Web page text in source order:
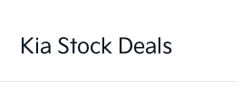
Kia Stock Deals